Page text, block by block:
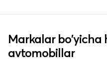
Markalar bo'yicha
avtomobillar